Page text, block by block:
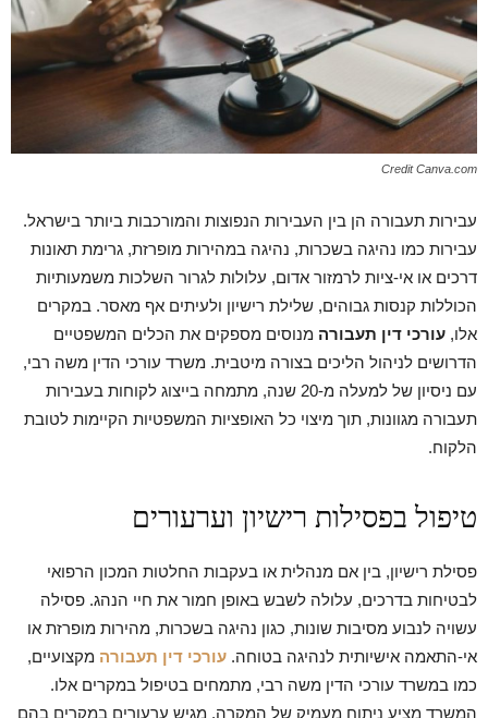
Credit Canva.com
עבירות תעבורה הן בין העבירות הנפוצות והמורכבות ביותר בישראל.
עבירות כמו נהיגה בשכרות, נהיגה במהירות מופרזת, גרימת תאונות
דרכים או אי-ציות לרמזור אדום, עלולות לגרור השלכות משמעותיות
הכוללות קנסות גבוהים, שלילת רישיון ולעיתים אף מאסר. במקרים
אלו, עורכי דין תעבורה מנוסים מספקים את הכלים המשפטיים
הדרושים לניהול הליכים בצורה מיטבית. משרד עורכי הדין משה רבי,
עם ניסיון של למעלה מ-20 שנה, מתמחה בייצוג לקוחות בעבירות
תעבורה מגוונות, תוך מיצוי כל האופציות המשפטיות הקיימות לטובת
הלקוח.
טיפול בפסילות רישיון וערעורים
פסילת רישיון, בין אם מנהלית או בעקבות החלטות המכון הרפואי
לבטיחות בדרכים, עלולה לשבש באופן חמור את חיי הנהג. פסילה
עשויה לנבוע מסיבות שונות, כגון נהיגה בשכרות, מהירות מופרזת או
אי-התאמה אישיותית לנהיגה בטוחה. עורכי דין תעבורה מקצועיים,
כמו במשרד עורכי הדין משה רבי, מתמחים בטיפול במקרים אלו.
המשרד מציע ניתוח מעמיק של המקרה, מגיש ערעורים במקרים בהם